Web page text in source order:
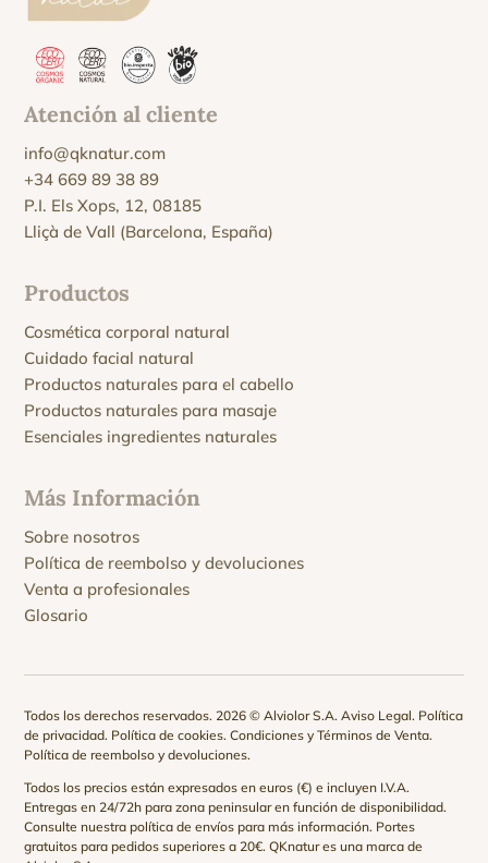
Atención al cliente
info@qknatur.com
+34 669 89 38 89
P.I. Els Xops, 12, 08185
Lliçà de Vall (Barcelona, España)
Productos
Cosmética corporal natural
Cuidado facial natural
Productos naturales para el cabello
Productos naturales para masaje
Esenciales ingredientes naturales
Más Información
Sobre nosotros
Política de reembolso y devoluciones
Venta a profesionales
Glosario
Todos los derechos reservados. 2026 © Alviolor S.A.Aviso Legal. Política
de privacidad. Política de cookies.Condiciones y Términos de Venta.
Política de reembolso y devoluciones.
Todos los precios están expresados en euros (€) e incluyen I.V.A.
Entregas en 24/72h para zona peninsular en función de disponibilidad.
Consulte nuestrapolítica de envíos para más información. Portes
gratuitos para pedidos superiores a 20€. QKnatur es una marca de